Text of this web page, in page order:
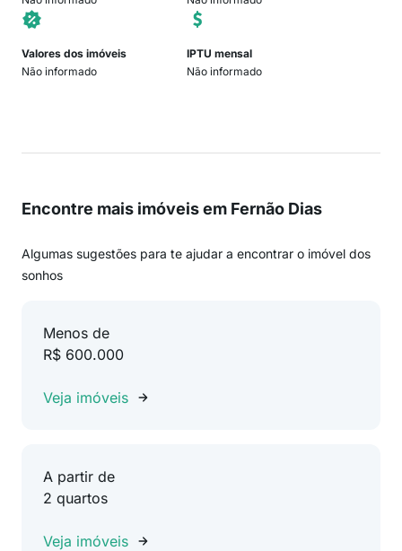
Valores dos imóveis
Não informado
IPTU mensal
Não informado
Encontre mais imóveis em Fernão Dias
Algumas sugestões para te ajudar a encontrar o imóvel dos
sonhos
Menos de
R$ 600.000
Veja imóveis
A partir de
2 quartos
Veja imóveis